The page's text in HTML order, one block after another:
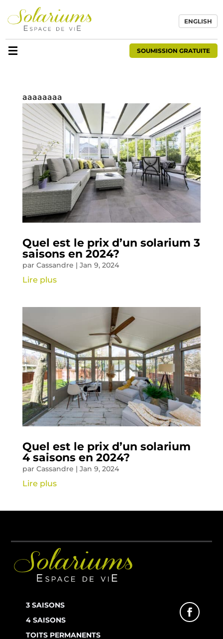
ENGLISH
SOUMISSION GRATUITE
aaaaaaaa
Quel est le prix d’un solarium 3
saisons en 2024?
par Cassandre | Jan 9, 2024
Lire plus
Quel est le prix d’un solarium
4 saisons en 2024?
par Cassandre | Jan 9, 2024
Lire plus
3 SAISONS
4 SAISONS
TOITS PERMANENTS